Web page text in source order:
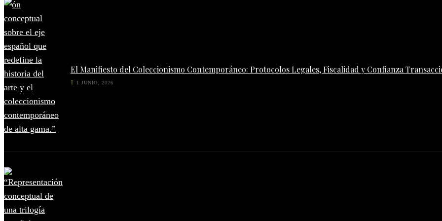
El Manifiesto del Coleccionismo Contemporáneo: Protocolos Legales, Fiscalidad y Confianza
1 JUNIO, 2026